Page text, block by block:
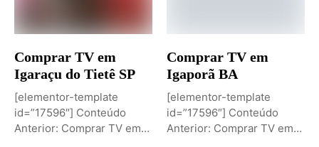
Comprar TV em
Igaraçu do Tietê SP
[elementor-template
id=”17596″] Conteúdo
Anterior: Comprar TV em
Comprar TV em
Igaporã BA
[elementor-template
id=”17596″] Conteúdo
Anterior: Comprar TV em